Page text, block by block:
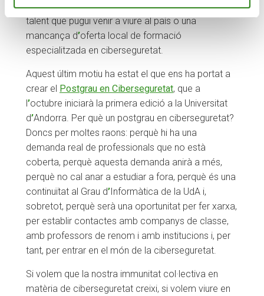
del teletreball internacional, la falta d’atracció de
talent que pugui venir a viure al país o una
mancança d’oferta local de formació
especialitzada en ciberseguretat.
Aquest últim motiu ha estat el que ens ha portat a
crear el Postgrau en Ciberseguretat, que a
l’octubre iniciarà la primera edició a la Universitat
d’Andorra. Per què un postgrau en ciberseguretat?
Doncs per moltes raons: perquè hi ha una
demanda real de professionals que no està
coberta, perquè aquesta demanda anirà a més,
perquè no cal anar a estudiar a fora, perquè és una
continuïtat al Grau d’Informàtica de la UdA i,
sobretot, perquè serà una oportunitat per fer xarxa,
per establir contactes amb companys de classe,
amb professors de renom i amb institucions i, per
tant, per entrar en el món de la ciberseguretat.
Si volem que la nostra immunitat col·lectiva en
matèria de ciberseguretat creixi, si volem viure en